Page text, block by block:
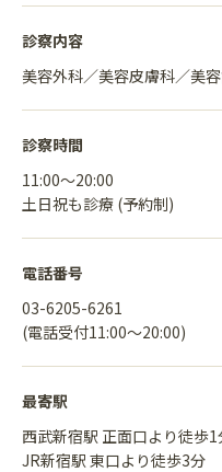
診察内容
美容外科／美容皮膚科／美
診察時間
11:00〜20:00
土日祝も診療 (予約制)
電話番号
03-6205-6261
(電話受付11:00〜20:00)
最寄駅
西武新宿駅 正面口より徒歩1
JR新宿駅 東口より徒歩3分